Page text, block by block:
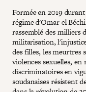
Formée en 2019
régime d'Omar el
rassemblé des milliers
militarisation,
des filles, les meurtres
violences sexuelles,
discriminatoires en
soudanaises résistent